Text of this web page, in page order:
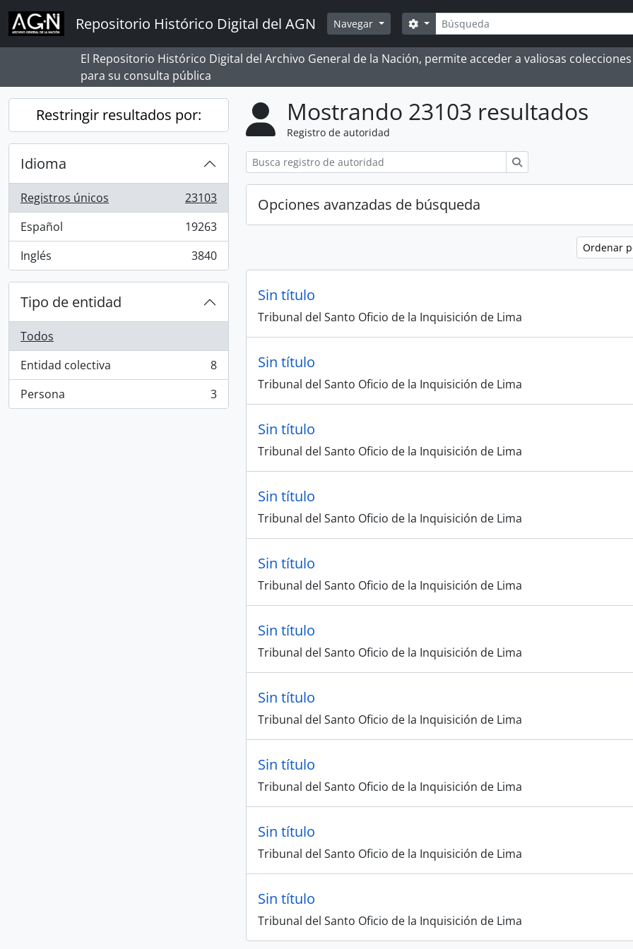
Skip to main content
Repositorio Histórico Digital del AGN Navegar Búsqueda
Search options
El Repositorio Histórico Digital del Archivo General de la Nación, permite acceder a valiosas
para su consulta pública
Restringir resultados por:
Idioma
Registros únicos
, 23103 resultados
23103
Español
, 19263 resultados
19263
Inglés
, 3840 resultados 3840
Tipo de entidad
Todos
Entidad colectiva
, 8 resultados
8
Persona
, 3 resultados 3
Mostrando 23103 resultados
Registro de autoridad
Opciones avanzadas de búsqueda
Ordenar
Sin título
Tribunal del Santo Oficio de la Inquisición de Lima
Sin título
Tribunal del Santo Oficio de la Inquisición de Lima
Sin título
Tribunal del Santo Oficio de la Inquisición de Lima
Sin título
Tribunal del Santo Oficio de la Inquisición de Lima
Sin título
Tribunal del Santo Oficio de la Inquisición de Lima
Sin título
Tribunal del Santo Oficio de la Inquisición de Lima
Sin título
Tribunal del Santo Oficio de la Inquisición de Lima
Sin título
Tribunal del Santo Oficio de la Inquisición de Lima
Sin título
Tribunal del Santo Oficio de la Inquisición de Lima
Sin título
Tribunal del Santo Oficio de la Inquisición de Lima